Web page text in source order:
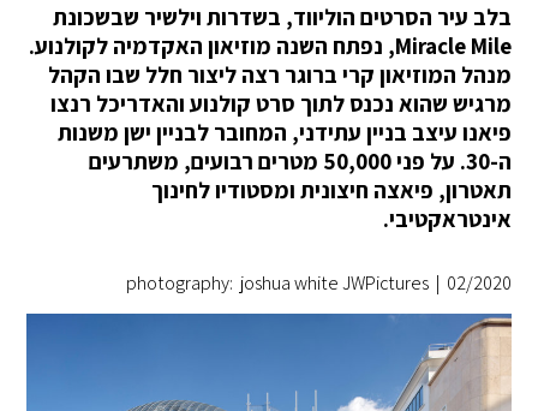
בלב עיר הסרטים הוליווד, בשדרות וילשיר שבשכונת
Miracle Mile, נפתח השנה מוזיאון האקדמיה לקולנוע.
מנהל המוזיאון קרי ברוגר רצה ליצור חלל שבו הקהל
מרגיש שהוא נכנס לתוך סרט קולנוע והאדריכל רנצו
פיאנו עיצב בניין עתידני, המחובר לבניין ישן משנות
ה-30. על פני 50,000 מטרים רבועים, משתרעים
תאטרון, פיאצה חיצונית ומסטודיו לחינוך
אינטראקטיבי.
02/2020
|
photography: joshua white JWPictures